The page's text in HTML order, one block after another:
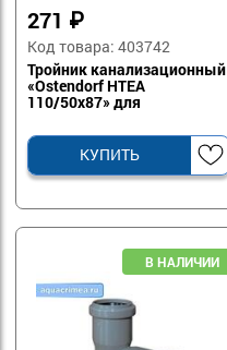
271 ₽
Код товара: 403742
Тройник канализационный
«Ostendorf HTEA
110/50х87» для
КУПИТЬ